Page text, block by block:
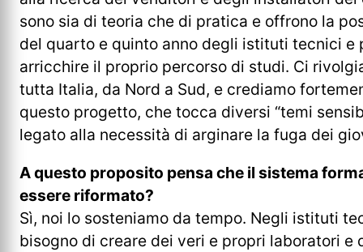
sono sia di teoria che di pratica e offrono la
del quarto e quinto anno degli istituti tecnici e
arricchire il proprio percorso di studi. Ci
tutta Italia, da Nord a Sud, e crediamo
questo progetto, che tocca diversi “temi
legato alla necessità di arginare la fuga dei
A questo proposito pensa che il sistema
essere riformato?
Sì, noi lo sosteniamo da tempo. Negli istituti
bisogno di creare dei veri e propri laboratori e